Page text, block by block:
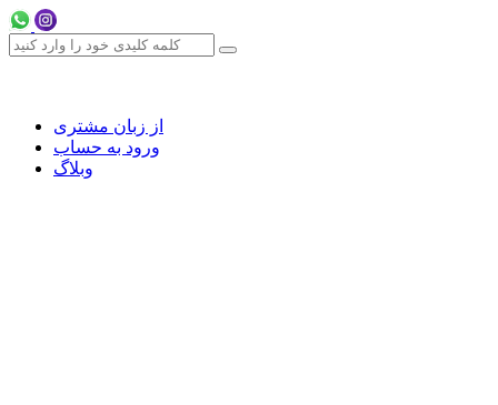
از زبان مشتری
ورود به حساب
وبلاگ